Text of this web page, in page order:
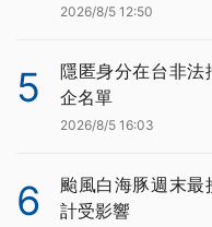
2026/8/5 12:50
5
隱匿身分在台非法
企名單
2026/8/5 16:03
6
颱風白海豚週末
計受影響